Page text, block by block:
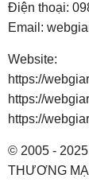
Điện thoại:
Email:
Website:
https://
https://
https://
© 2005 -
THƯƠNG